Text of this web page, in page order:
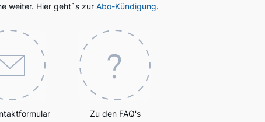
weiter. Hier geht`s zur Abo-Kündigung.
Zu den FAQ's